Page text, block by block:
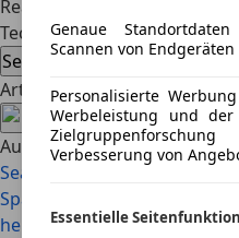
Genaue
Scannen von Endgeräten
Personalisierte
Werbeleistung und
Verbesserung von
Essentielle
Reaktion des Touchscreens.
Technische Daten*
Seat Leon Sportstourer TDI
Artikel teilen
Auch interessant
Seat Ibiza & Arona Facelift
Spanier sind zurück!
heute): Spanier ohne Makel